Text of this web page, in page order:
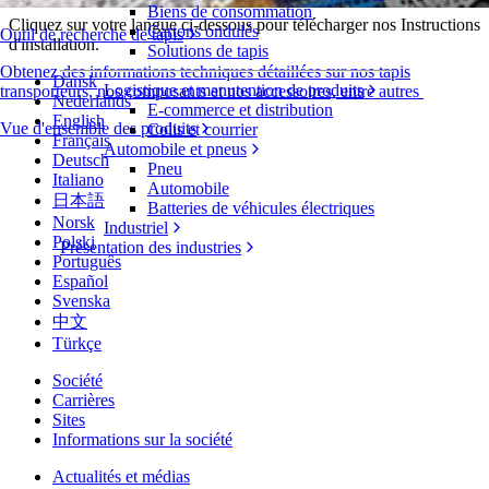
Outil de recherche de tapis
Obtenez des informations techniques détaillées sur nos tapis
transporteurs, nos composants et nos accessoires, entre autres
Vue d'ensemble des produits
Biens de consommation
Cartons ondulés
Solutions de tapis
Logistique et manutention de produits
E-commerce et distribution
Colis et courrier
Automobile et pneus
Pneu
Automobile
Batteries de véhicules électriques
Industriel
Présentation des industries
Cliquez sur votre langue ci-dessous pour télécharger nos Instructions
d'installation.
Dansk
Nederlands
English
Français
Deutsch
Italiano
日本語
Norsk
Polski
Português
Español
Svenska
中文
Türkçe
Société
Carrières
Sites
Informations sur la société
Actualités et médias